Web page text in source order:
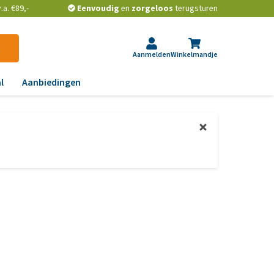
€89,- Eenvoudig en zorgeloos terugsturen
AanmeldenWinkelmandje
Aanbiedingen